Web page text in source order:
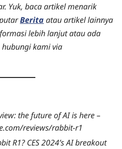
Yuk, baca artikel menarik
Beritaatau artikel lainnya
lebih lanjut atau ada
kami via
the future of AI is here –
reviews/rabbit-r1
R1? CES 2024’s AI breakout